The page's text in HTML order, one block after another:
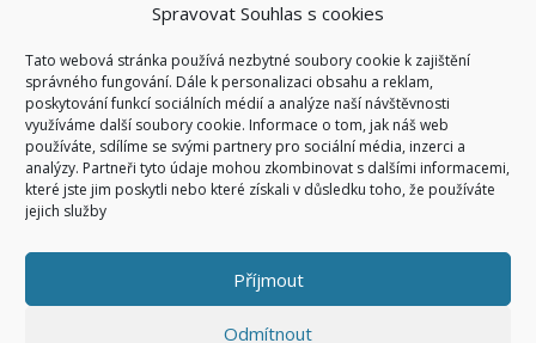
Spravovat Souhlas s cookies
Tato webová stránka používá nezbytné soubory cookie k zajištění
správného fungování. Dále k personalizaci obsahu a reklam,
poskytování funkcí sociálních médií a analýze naší návštěvnosti
využíváme další soubory cookie. Informace o tom, jak náš web
používáte, sdílíme se svými partnery pro sociální média, inzerci a
analýzy. Partneři tyto údaje mohou zkombinovat s dalšími informacemi,
které jste jim poskytli nebo které získali v důsledku toho, že používáte
jejich služby
Příjmout
Odmítnout
Mgr. Roman Vala
info@oukojetice.cz
ÚŘEDNÍ HODINY
Po, St: 15:30 - 16:30
Všechny kontakty | Kde nás najdete
© 2026Obec Kojetice na Moravě
Všechna práva vyhrazena